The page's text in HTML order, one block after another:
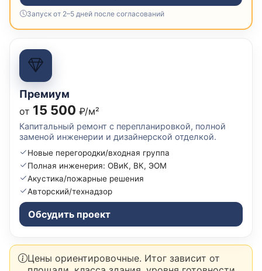
Запуск от 2–5 дней после согласований
Премиум
от 15 500 ₽/м²
Капитальный ремонт с перепланировкой, полной
заменой инженерии и дизайнерской отделкой.
Новые перегородки/входная группа
Полная инженерия: ОВиК, ВК, ЭОМ
Акустика/пожарные решения
Авторский/технадзор
Обсудить проект
Цены ориентировочные. Итог зависит от